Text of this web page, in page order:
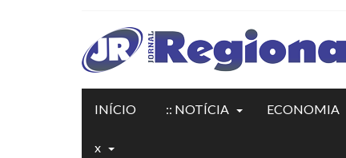
INÍCIO :: NOTÍCIA ECONOMIA
x